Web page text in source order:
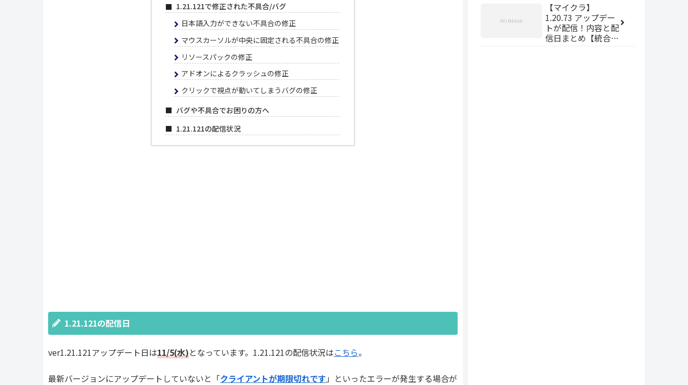
1.21.121で修正された不具合/バグ
日本語入力ができない不具合の修正
マウスカーソルが中央に固定される不具合の修正
リソースパックの修正
アドオンによるクラッシュの修正
クリックで視点が動いてしまうバグの修正
バグや不具合でお困りの方へ
1.21.121の配信状況
1.21.121の配信日
ver1.21.121アップデート日は11/5(水)となっています。1.21.121の配信状況はこちら。
最新バージョンにアップデートしていないと「クライアントが期限切れです 」といったエラーが発生する場合が
【マイクラ】
1.20.73 アップデー
トが配信！内容と配
信日まとめ【統合